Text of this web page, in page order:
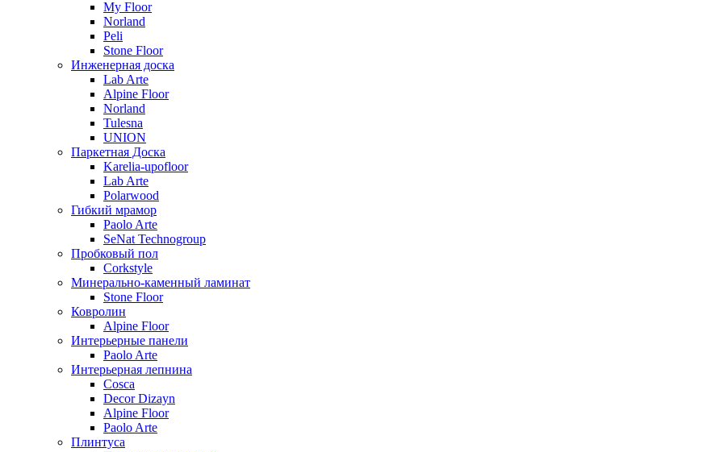
My Floor
Norland
Peli
Stone Floor
Инженерная доска
Lab Arte
Alpine Floor
Norland
Tulesna
UNION
Паркетная Доска
Karelia-upofloor
Lab Arte
Polarwood
Гибкий мрамор
Paolo Arte
SeNat Technogroup
Пробковый пол
Corkstyle
Минерально-каменный ламинат
Stone Floor
Ковролин
Alpine Floor
Интерьерные панели
Paolo Arte
Интерьерная лепнина
Cosca
Decor Dizayn
Alpine Floor
Paolo Arte
Плинтуса